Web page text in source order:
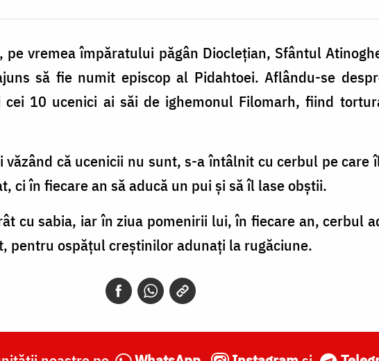
pe vremea împăratului păgân Dioclețian, Sfântul
să fie numit episcop al Pidahtoei. Aflându-se
10 ucenici ai săi de ighemonul Filomarh, fiind
că ucenicii nu sunt, s-a întâlnit cu cerbul pe care
ci în fiecare an să aducă un pui și să îl lase obștii.
cu sabia, iar în ziua pomenirii lui, în fiecare an, cerbul
pentru ospățul creștinilor adunați la rugăciune.